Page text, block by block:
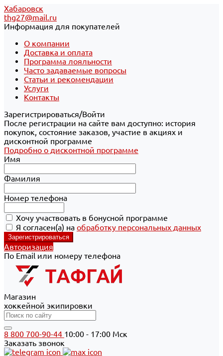
Хабаровск
thg27@mail.ru
Информация для покупателей
О компании
Доставка и оплата
Программа лояльности
Часто задаваемые вопросы
Статьи и рекомендации
Услуги
Контакты
Зарегистрироваться/Войти
После регистрации на сайте вам доступно: история
покупок, состояние заказов, участие в акциях и
дисконтной программе
Подробно о дисконтной программе
Имя
Фамилия
Номер телефона
Хочу участвовать в бонусной программе
Я согласен(а) на обработку персональных данных
Авторизация
По Email или номеру телефона
Магазин
хоккейной экипировки
8 800 700-90-44 10:00 - 17:00 Мск
Заказать звонок